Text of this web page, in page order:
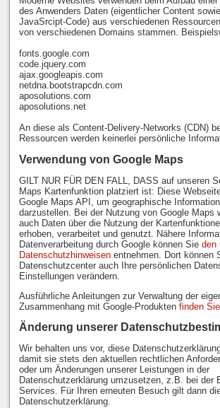
des Anwenders Daten (eigentlicher Content
JavaSrcipt-Code) aus verschiedenen
von verschiedenen Domains stammen.
fonts.google.com
code.jquery.com
ajax.googleapis.com
netdna.bootstrapcdn.com
aposolutions.com
aposolutions.net
An diese als Content-Delivery-Networks (CDN)
Ressourcen werden keinerlei persönliche
Verwendung von Google Maps
GILT NUR FÜR DEN FALL, DASS auf unseren
Maps Kartenfunktion platziert ist: Diese
Google Maps API, um geographische
darzustellen. Bei der Nutzung von Google Maps
auch Daten über die Nutzung der
erhoben, verarbeitet und genutzt. Nähere
Datenverarbeitung durch Google können Sie den
Datenschutzhinweisenentnehmen. Dort können
Datenschutzcenter auch Ihre persönlichen
Einstellungen verändern.
Ausführliche Anleitungen zur Verwaltung der
Zusammenhang mit Google-Produktenfinden
Änderung unserer
Wir behalten uns vor, diese
damit sie stets den aktuellen rechtlichen
oder um Änderungen unserer Leistungen in der
Datenschutzerklärung umzusetzen, z.B. bei der
Services. Für Ihren erneuten Besuch gilt dann
Datenschutzerklärung.